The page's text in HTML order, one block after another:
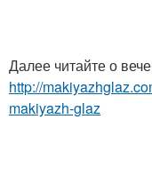
Далее читайте о
http://
makiyazh-glaz